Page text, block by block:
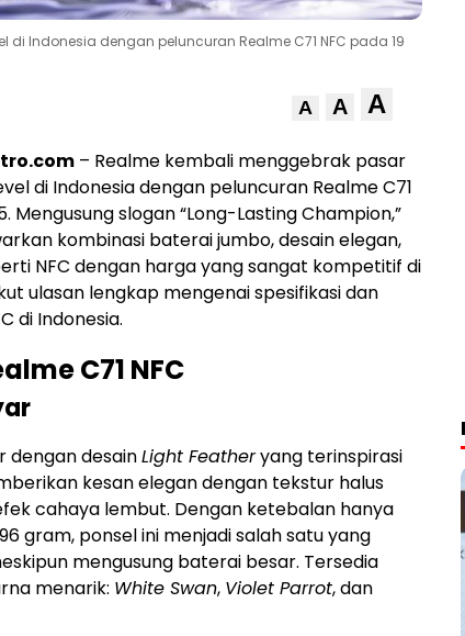
Indonesia dengan peluncuran Realme C71 NFC pada 19
A A A
– Realme kembali menggebrak pasar
di Indonesia dengan peluncuran Realme C71
Mengusung slogan “Long-Lasting Champion,”
kombinasi baterai jumbo, desain elegan,
NFC dengan harga yang sangat kompetitif di
ulasan lengkap mengenai spesifikasi dan
di Indonesia.
C71 NFC
dengan desainLight Featheryang terinspirasi
kesan elegan dengan tekstur halus
cahaya lembut. Dengan ketebalan hanya
gram, ponsel ini menjadi salah satu yang
mengusung baterai besar. Tersedia
menarik: White Swan, Violet Parrot, dan